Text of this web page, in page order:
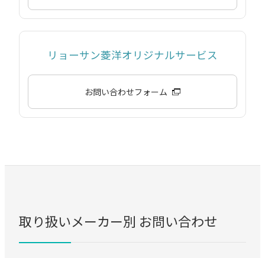
リョーサン菱洋オリジナルサービス
お問い合わせフォーム
取り扱いメーカー別 お問い合わせ